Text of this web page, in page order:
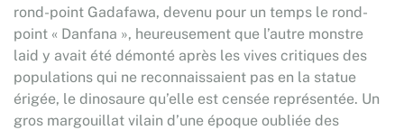
rond-point Gadafawa, devenu pour un temps le rond-
point « Danfana », heureusement que l’autre monstre
laid y avait été démonté après les vives critiques des
populations qui ne reconnaissaient pas en la statue
érigée, le dinosaure qu’elle est censée représentée. Un
gros margouillat vilain d’une époque oubliée des